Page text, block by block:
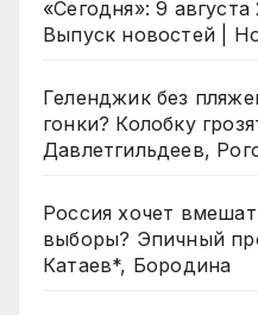
«Сегодня»: 9 августа
Выпуск новостей |
Геленджик без
гонки? Колобку
Давлетгильдеев,
Россия хочет
выборы? Эпичный
Катаев*, Бородина